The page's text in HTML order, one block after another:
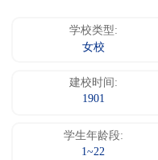
学校类型:
女校
建校时间:
1901
学生年龄段:
1~22